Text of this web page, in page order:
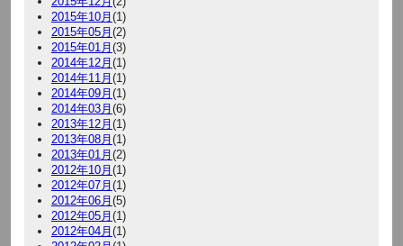
2015年10月(1)
2015年05月(2)
2015年01月(3)
2014年12月(1)
2014年11月(1)
2014年09月(1)
2014年03月(6)
2013年12月(1)
2013年08月(1)
2013年01月(2)
2012年10月(1)
2012年07月(1)
2012年06月(5)
2012年05月(1)
2012年04月(1)